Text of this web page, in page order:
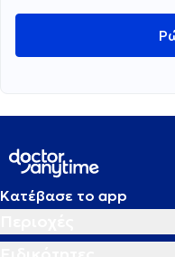
Κατέβασε το app